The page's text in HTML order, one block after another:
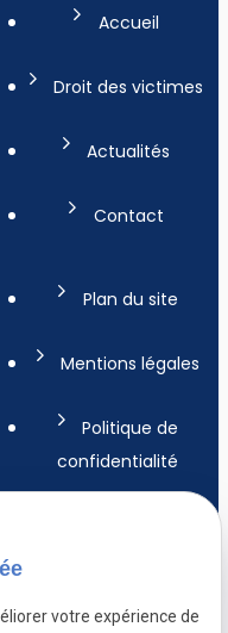
Accueil
Droit des victimes
Actualités
Contact
Plan du site
Mentions légales
Politique de
confidentialité
votre expérience de